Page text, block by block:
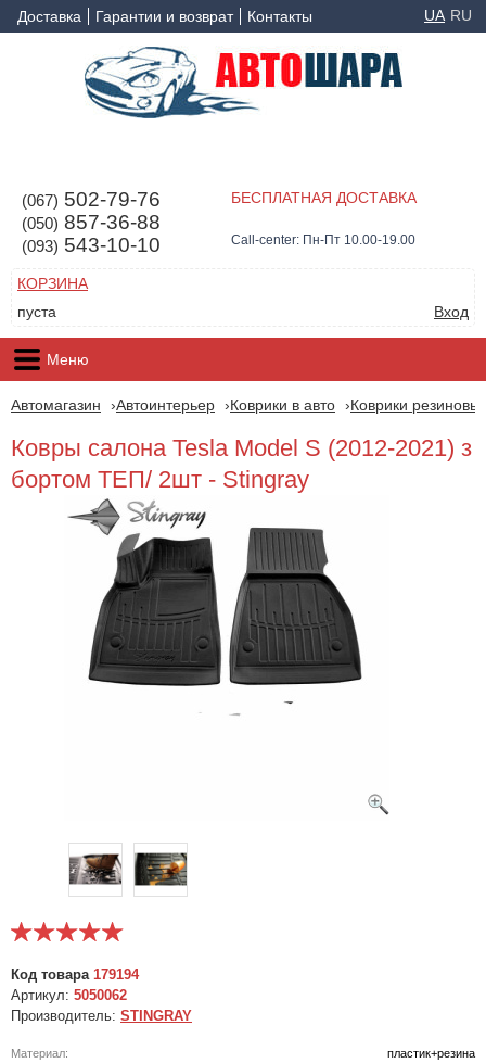
Доставка Гарантии и возврат Контакты UA RU
(067) 502-79-76
(050) 857-36-88
(093) 543-10-10
БЕСПЛАТНАЯ ДОСТАВКА
Call-center: Пн-Пт 10.00-19.00
КОРЗИНА
пуста
Вход
Меню
Автомагазин Автоинтерьер Коврики в авто Коврики
Ковры салона Tesla Model S (2012-2021) з
бортом ТЕП/ 2шт - Stingray
Код товара 179194
Артикул: 5050062
Производитель: STINGRAY
Материал:
пластик+резина